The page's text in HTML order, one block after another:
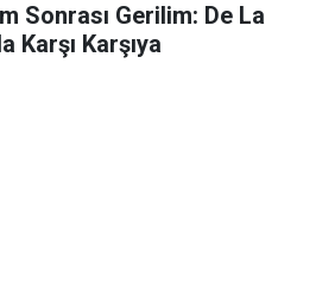
Sonrası Gerilim: De La
Karşı Karşıya